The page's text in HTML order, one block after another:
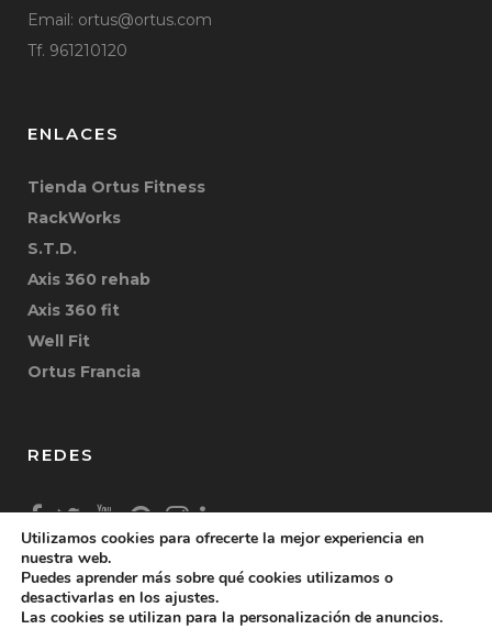
Email: ortus@ortus.com
Tf. 961210120
ENLACES
Tienda Ortus Fitness
RackWorks
S.T.D.
Axis 360 rehab
Axis 360 fit
Well Fit
Ortus Francia
REDES
Utilizamos cookies para ofrecerte la mejor experiencia en
nuestra web.
Puedes aprender más sobre qué cookies utilizamos o
desactivarlas en los ajustes.
Las cookies se utilizan para la personalización de anuncios.